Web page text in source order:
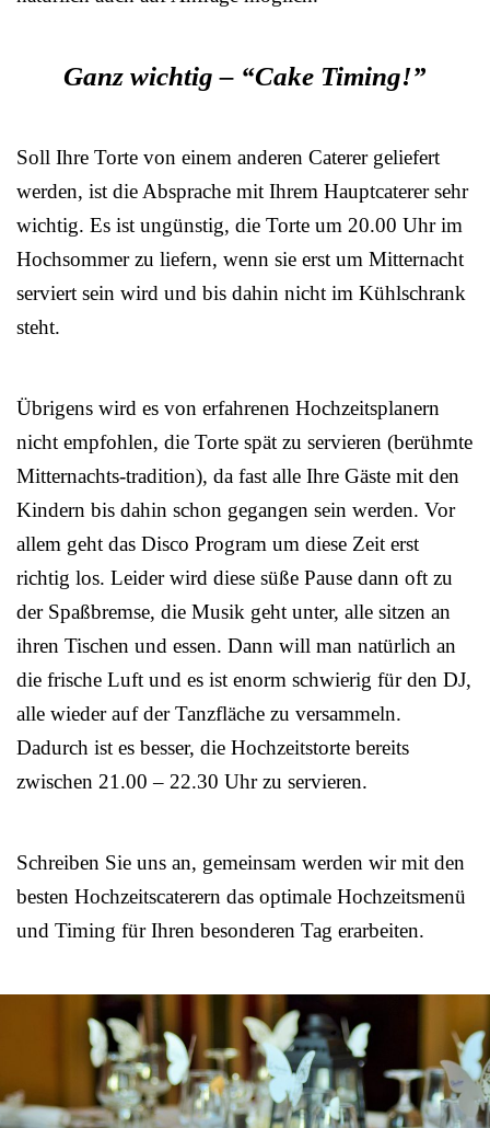
Ganz wichtig – “Cake Timing!”
Soll Ihre Torte von einem anderen Caterer geliefert
werden, ist die Absprache mit Ihrem Hauptcaterer sehr
wichtig. Es ist ungünstig, die Torte um 20.00 Uhr im
Hochsommer zu liefern, wenn sie erst um Mitternacht
serviert sein wird und bis dahin nicht im Kühlschrank
steht.
Übrigens wird es von erfahrenen Hochzeitsplanern
nicht empfohlen, die Torte spät zu servieren (berühmte
Mitternachts-tradition), da fast alle Ihre Gäste mit den
Kindern bis dahin schon gegangen sein werden. Vor
allem geht das Disco Program um diese Zeit erst
richtig los. Leider wird diese süße Pause dann oft zu
der Spaßbremse, die Musik geht unter, alle sitzen an
ihren Tischen und essen. Dann will man natürlich an
die frische Luft und es ist enorm schwierig für den DJ,
alle wieder auf der Tanzfläche zu versammeln.
Dadurch ist es besser, die Hochzeitstorte bereits
zwischen 21.00 – 22.30 Uhr zu servieren.
Schreiben Sie uns an, gemeinsam werden wir mit den
besten Hochzeitscaterern das optimale Hochzeitsmenü
und Timing für Ihren besonderen Tag erarbeiten.